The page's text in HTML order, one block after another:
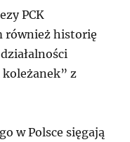
PCK
również historię
koleżanek” z
w Polsce sięgają